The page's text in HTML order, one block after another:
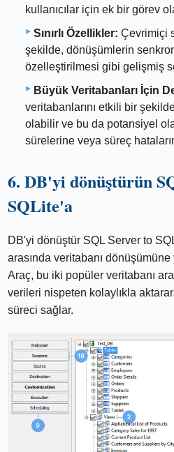
kullanıcılar için ek bir görev
Sınırlı Özellikler: Çevrimiçi
şekilde, dönüşümlerin
özelleştirilmesi gibi gelişmiş
Büyük Veritabanları İçin
veritabanlarını etkili bir
olabilir ve bu da potansiyel
sürelerine veya süreç
6. DB'yi dönüştürün
SQLite'a
DB'yi dönüştür SQL Server to
arasında veritabanı
Araç, bu iki popüler veritabanı
verileri nispeten kolaylıkla
süreci sağlar.